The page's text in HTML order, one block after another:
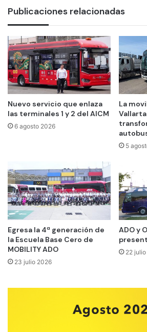
Publicaciones relacionadas
Nuevo servicio que enlaza
las terminales 1 y 2 del AICM
6 agosto 2026
La
5
Egresa la 4ª generación de
la Escuela Base Cero de
MOBILITY ADO
23 julio 2026
ADO y
22